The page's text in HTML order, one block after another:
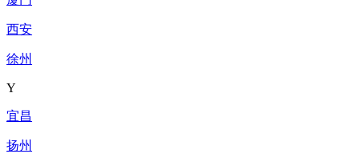
西安
徐州
Y
宜昌
扬州